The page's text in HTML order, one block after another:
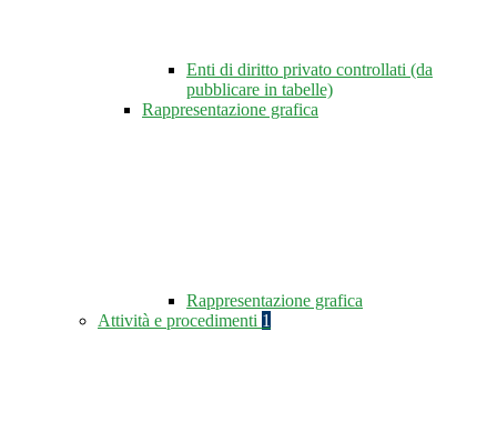
Enti di diritto privato controllati (da
pubblicare in tabelle)
Rappresentazione grafica
Rappresentazione grafica
Attività e procedimenti 1